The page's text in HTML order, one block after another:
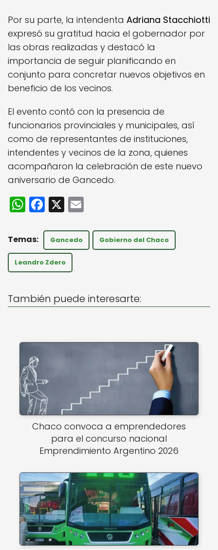
Por su parte, la intendenta Adriana Stacchiotti
expresó su gratitud hacia el gobernador por
las obras realizadas y destacó la
importancia de seguir planificando en
conjunto para concretar nuevos objetivos en
beneficio de los vecinos.
El evento contó con la presencia de
funcionarios provinciales y municipales, así
como de representantes de instituciones,
intendentes y vecinos de la zona, quienes
acompañaron la celebración de este nuevo
aniversario de Gancedo.
W
h
a
ts
A
p
F
a
c
e
b
o
k
X
ai
l
Gancedo Gobierno del Chaco
Leandro Zdero
También puede interesarte:
Chaco convoca a emprendedores
para el concurso nacional
Emprendimiento Argentino 2026